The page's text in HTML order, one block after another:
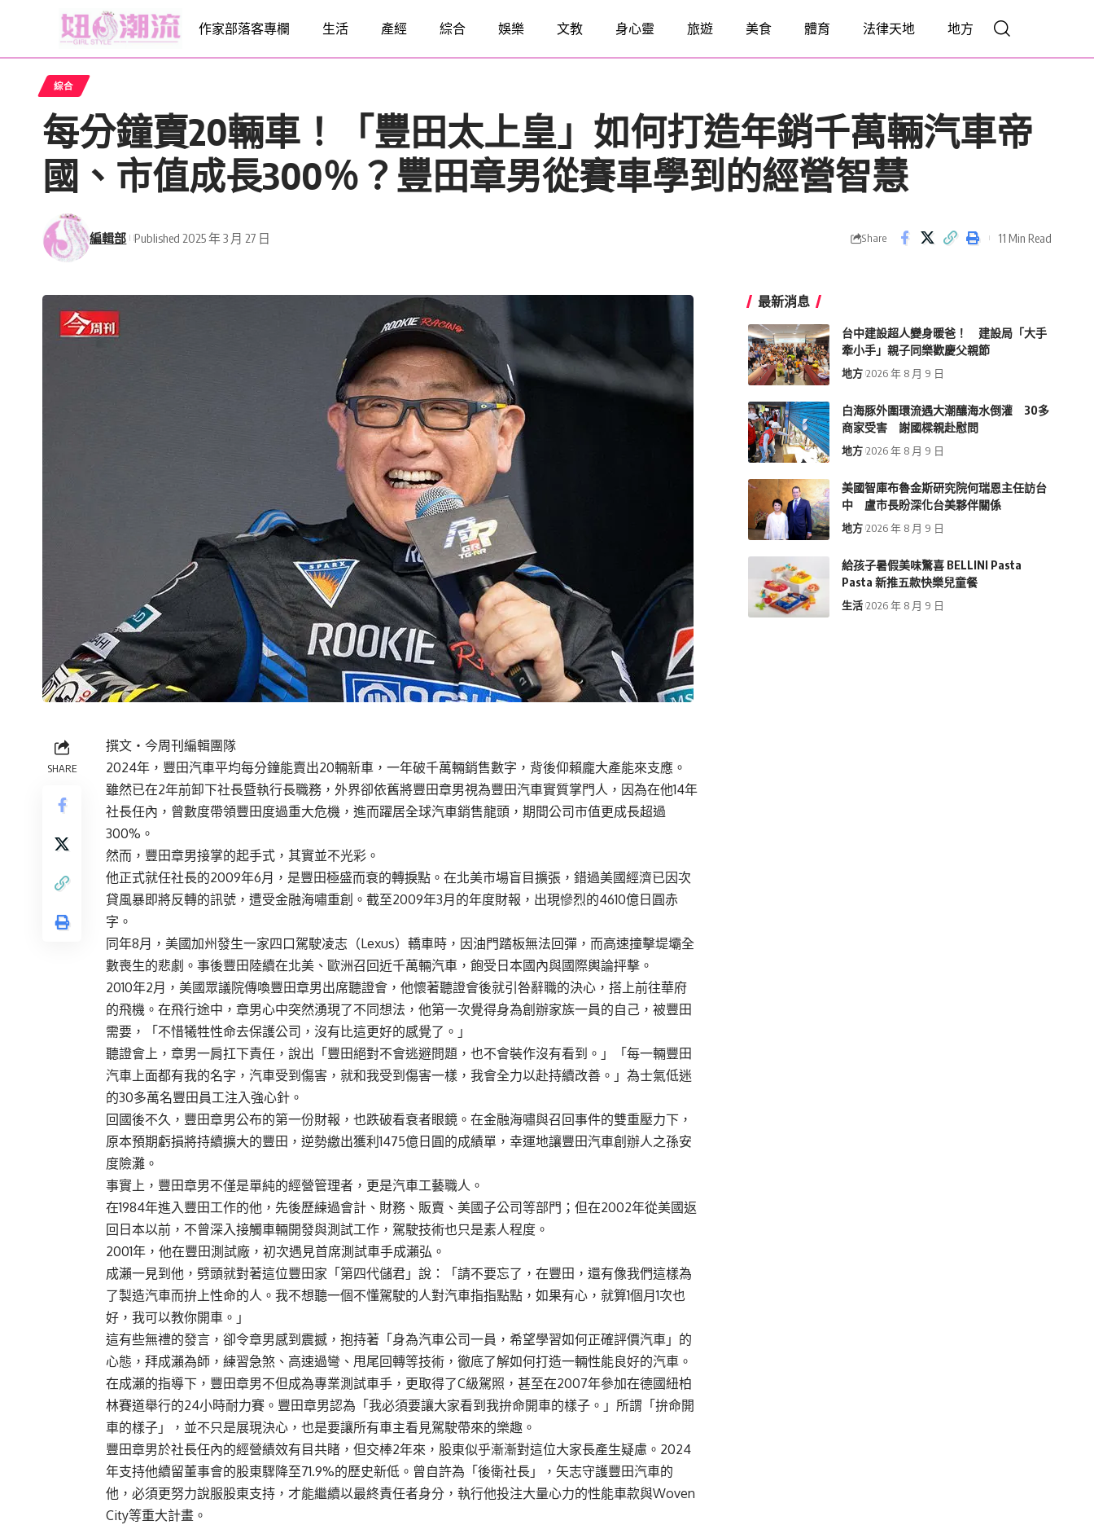
作家部落客專欄 生活 產經 綜合 娛樂 文教 身心靈 旅遊 美食 體育 法律天地 地方
綜合
每分鐘賣20輛車！「豐田太上皇」如何打造年銷千萬輛汽車帝
國、市值成長300％？豐田章男從賽車學到的經營智慧
編輯部 Published 2025 年 3 月 27 日 Share 11 Min Read
SHARE
撰文‧今周刊編輯團隊
2024年，豐田汽車平均每分鐘能賣出20輛新車，一年破千萬輛銷售數字，背後仰賴龐大產能來支應。
雖然已在2年前卸下社長暨執行長職務，外界卻依舊將豐田章男視為豐田汽車實質掌門人，因為在他14年
社長任內，曾數度帶領豐田度過重大危機，進而躍居全球汽車銷售龍頭，期間公司市值更成長超過
300%。
然而，豐田章男接掌的起手式，其實並不光彩。
他正式就任社長的2009年6月，是豐田極盛而衰的轉捩點。在北美市場盲目擴張，錯過美國經濟已因次
貸風暴即將反轉的訊號，遭受金融海嘯重創。截至2009年3月的年度財報，出現慘烈的4610億日圓赤
字。
同年8月，美國加州發生一家四口駕駛凌志（Lexus）轎車時，因油門踏板無法回彈，而高速撞擊堤壩全
數喪生的悲劇。事後豐田陸續在北美、歐洲召回近千萬輛汽車，飽受日本國內與國際輿論抨擊。
2010年2月，美國眾議院傳喚豐田章男出席聽證會，他懷著聽證會後就引咎辭職的決心，搭上前往華府
的飛機。在飛行途中，章男心中突然湧現了不同想法，他第一次覺得身為創辦家族一員的自己，被豐田
需要，「不惜犧牲性命去保護公司，沒有比這更好的感覺了。」
聽證會上，章男一肩扛下責任，說出「豐田絕對不會逃避問題，也不會裝作沒有看到。」「每一輛豐田
汽車上面都有我的名字，汽車受到傷害，就和我受到傷害一樣，我會全力以赴持續改善。」為士氣低迷
的30多萬名豐田員工注入強心針。
回國後不久，豐田章男公布的第一份財報，也跌破看衰者眼鏡。在金融海嘯與召回事件的雙重壓力下，
原本預期虧損將持續擴大的豐田，逆勢繳出獲利1475億日圓的成績單，幸運地讓豐田汽車創辦人之孫安
度險灘。
事實上，豐田章男不僅是單純的經營管理者，更是汽車工藝職人。
在1984年進入豐田工作的他，先後歷練過會計、財務、販賣、美國子公司等部門；但在2002年從美國返
回日本以前，不曾深入接觸車輛開發與測試工作，駕駛技術也只是素人程度。
2001年，他在豐田測試廠，初次遇見首席測試車手成瀨弘。
成瀨一見到他，劈頭就對著這位豐田家「第四代儲君」說：「請不要忘了，在豐田，還有像我們這樣為
了製造汽車而拚上性命的人。我不想聽一個不懂駕駛的人對汽車指指點點，如果有心，就算1個月1次也
好，我可以教你開車。」
這有些無禮的發言，卻令章男感到震撼，抱持著「身為汽車公司一員，希望學習如何正確評價汽車」的
心態，拜成瀨為師，練習急煞、高速過彎、甩尾回轉等技術，徹底了解如何打造一輛性能良好的汽車。
在成瀨的指導下，豐田章男不但成為專業測試車手，更取得了C級駕照，甚至在2007年參加在德國紐柏
林賽道舉行的24小時耐力賽。豐田章男認為「我必須要讓大家看到我拚命開車的樣子。」所謂「拚命開
車的樣子」，並不只是展現決心，也是要讓所有車主看見駕駛帶來的樂趣。
豐田章男於社長任內的經營績效有目共睹，但交棒2年來，股東似乎漸漸對這位大家長產生疑慮。2024
年支持他續留董事會的股東驟降至71.9%的歷史新低。曾自許為「後衛社長」，矢志守護豐田汽車的
他，必須更努力說服股東支持，才能繼續以最終責任者身分，執行他投注大量心力的性能車款與Woven
City等重大計畫。
最新消息
台中建設超人變身暖爸！ 建設局「大手
牽小手」親子同樂歡慶父親節
地方 2026 年 8 月 9 日
白海豚外圍環流遇大潮釀海水倒灌 30多
商家受害 謝國樑親赴慰問
地方 2026 年 8 月 9 日
美國智庫布魯金斯研究院何瑞恩主任訪台
中 盧市長盼深化台美夥伴關係
地方 2026 年 8 月 9 日
給孩子暑假美味驚喜 BELLINI Pasta
Pasta 新推五款快樂兒童餐
生活 2026 年 8 月 9 日